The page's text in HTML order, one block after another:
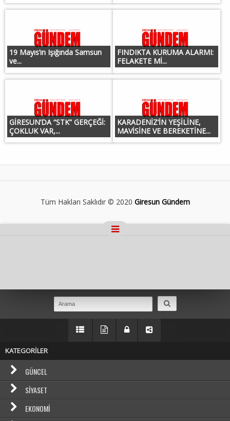
19 Mayıs’ın Işığında Samsun
ve...
FINDIKTA KURUMA ALARMI:
FELAKETE Mİ...
GİRESUN’DA “STK” GERÇEĞİ:
ÇOKLUK VAR,...
KARADENİZ’İN YEŞİLİNE,
MAVİSİNE VE BEREKETİNE...
Tüm Hakları Saklıdır © 2020 Giresun Gündem
KATEGORİLER
GÜNCEL
SIYASET
EKONOMI